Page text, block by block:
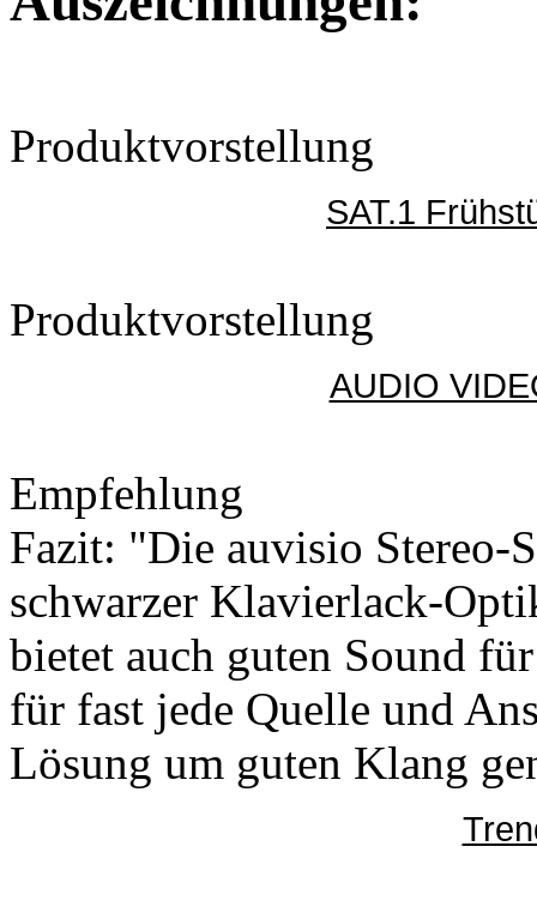
Produktvorstellung
SAT.1
Produktvorstellung
AUDIO
Empfehlung
Fazit: "Die auvisio Stereo-
schwarzer Klavierlack-
bietet auch guten Sound
für fast jede Quelle und
Lösung um guten Klang